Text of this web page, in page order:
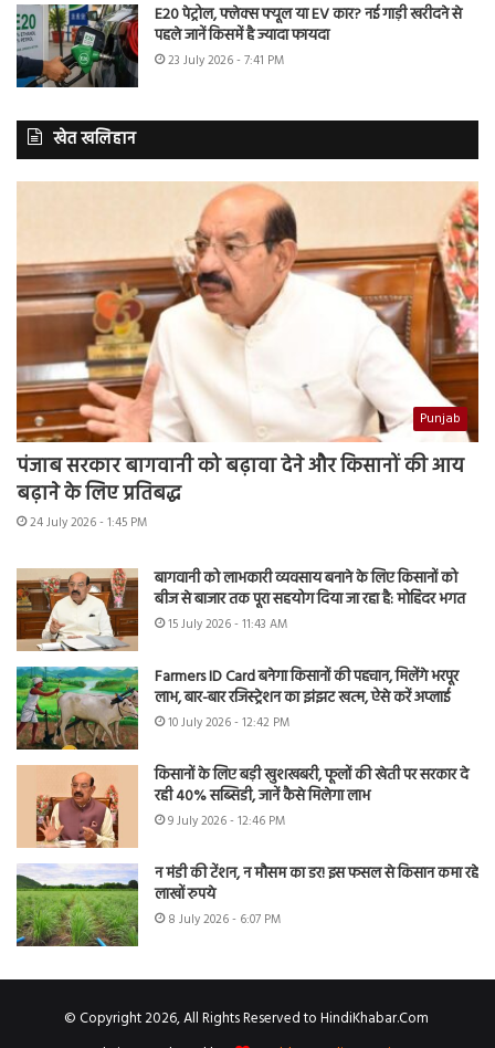
E20 पेट्रोल, फ्लेक्स फ्यूल या EV कार? नई गाड़ी खरीदने से
पहले जानें किसमें है ज्यादा फायदा
23 July 2026 - 7:41 PM
खेत खलिहान
Punjab
पंजाब सरकार बागवानी को बढ़ावा देने और किसानों की आय
बढ़ाने के लिए प्रतिबद्ध
24 July 2026 - 1:45 PM
बागवानी को लाभकारी व्यवसाय बनाने के लिए किसानों को
बीज से बाजार तक पूरा सहयोग दिया जा रहा है: मोहिंदर भगत
15 July 2026 - 11:43 AM
Farmers ID Card बनेगा किसानों की पहचान, मिलेंगे भरपूर
लाभ, बार-बार रजिस्ट्रेशन का झंझट खत्म, ऐसे करें अप्लाई
10 July 2026 - 12:42 PM
किसानों के लिए बड़ी खुशखबरी, फूलों की खेती पर सरकार दे
रही 40% सब्सिडी, जानें कैसे मिलेगा लाभ
9 July 2026 - 12:46 PM
न मंडी की टेंशन, न मौसम का डर! इस फसल से किसान कमा रहे
लाखों रुपये
8 July 2026 - 6:07 PM
© Copyright 2026, All Rights Reserved to HindiKhabar.Com